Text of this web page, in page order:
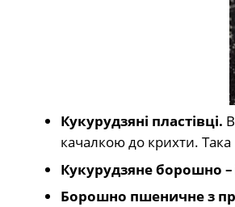
Кукурудзяні пластівці.
качалкою до крихти. Така
Кукурудзяне борошно –
Борошно пшеничне з